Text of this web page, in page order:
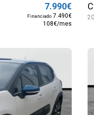
7.990€
Financiado7.490€
108€/mes